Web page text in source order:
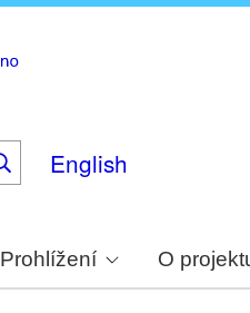
English
Prohlížení O